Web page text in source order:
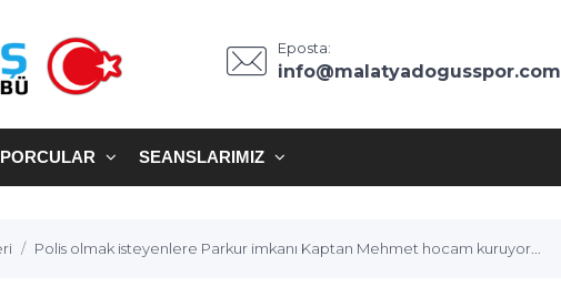
Eposta:
info@malatyadogusspor.com
SEANSLARIMIZ
Polis olmak isteyenlere Parkur imkanı Kaptan Mehmet hocam kuruyor...